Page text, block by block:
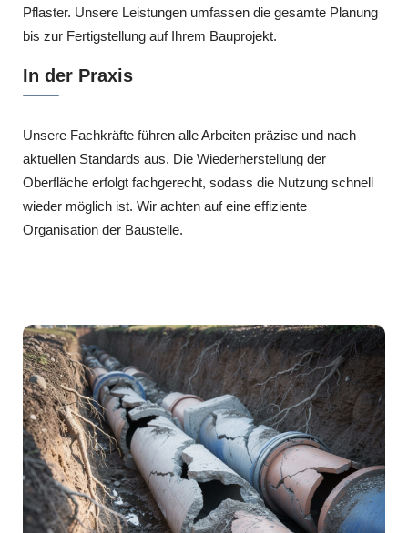
Pflaster. Unsere Leistungen umfassen die gesamte Planung
bis zur Fertigstellung auf Ihrem Bauprojekt.
In der Praxis
Unsere Fachkräfte führen alle Arbeiten präzise und nach
aktuellen Standards aus. Die Wiederherstellung der
Oberfläche erfolgt fachgerecht, sodass die Nutzung schnell
wieder möglich ist. Wir achten auf eine effiziente
Organisation der Baustelle.